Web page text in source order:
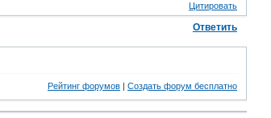
Цитировать
Ответить
Рейтинг форумов Создать форум бесплатно